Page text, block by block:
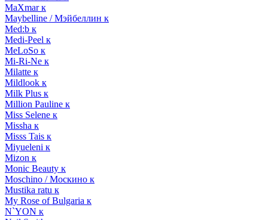
MaXmar к
Maybelline / Мэйбеллин к
Med:b к
Medi-Peel к
MeLoSo к
Mi-Ri-Ne к
Milatte к
Mildlook к
Milk Plus к
Million Pauline к
Miss Selene к
Missha к
Misss Tais к
Miyueleni к
Mizon к
Monic Beauty к
Moschino / Москино к
Mustika ratu к
My Rose of Bulgaria к
N`YON к